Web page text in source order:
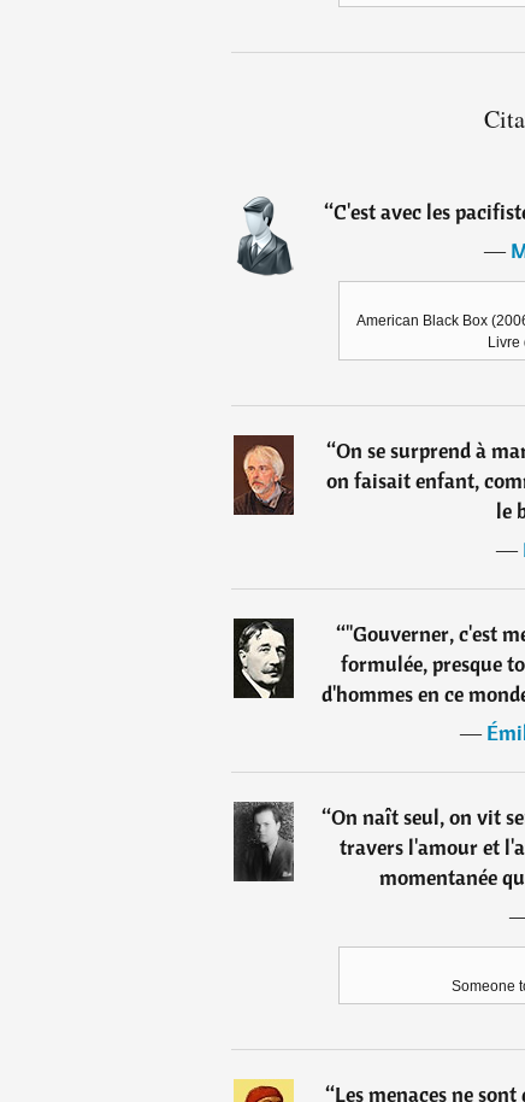
“C'est avec les
―
American Black Box
Livre
“On se surprend à
on faisait enfant,
le
―
“"Gouverner, c'est
formulée, presque
d'hommes en ce
―
“On naît seul, on vit
travers l'amour et
momentanée
Someone
“Les menaces ne